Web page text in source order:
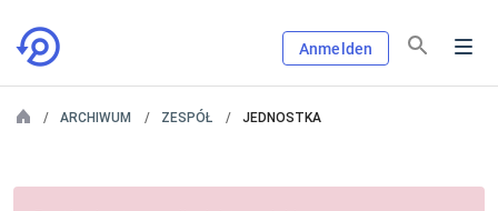
Anmelden
ARCHIWUM ZESPÓŁ JEDNOSTKA